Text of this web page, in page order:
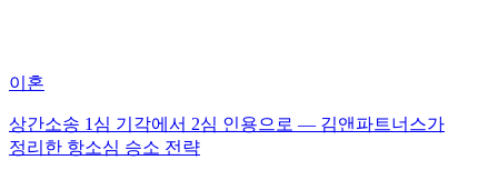
이혼
상간소송 1심 기각에서 2심 인용으로 — 김앤파트너스가
정리한 항소심 승소 전략